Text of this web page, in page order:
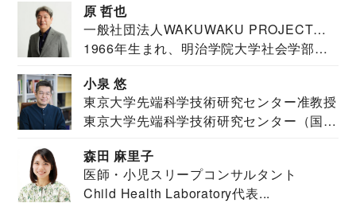
原 哲也
一般社団法人WAKUWAKU PROJECT
JAPAN代表・言語聴覚士・社会福祉士
1966年生まれ、明治学院大学社会学部福
小泉 悠
東京大学先端科学技術研究センター准教授
東京大学先端科学技術研究センター（国際
森田 麻里子
医師・小児スリープコンサルタント
Child Health Laboratory代表...